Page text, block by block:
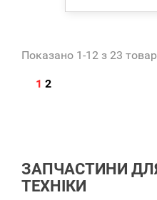
Показано 1-12 з 23
1 2
ЗАПЧАСТИНИ
ТЕХНІКИ